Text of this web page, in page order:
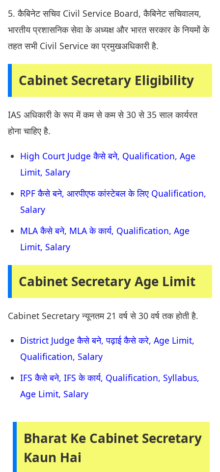
5. कैबिनेट सचिव Civil Service Board, कैबिनेट सचिवालय,
भारतीय प्रशासनिक सेवा के अध्यक्ष और भारत सरकार के नियमों के
तहत सभी Civil Service का प्रमुखअधिकारी है.
Cabinet Secretary Eligibility
IAS अधिकारी के रूप में कम से कम से 30 से 35 साल कार्यरत
होना चाहिए है.
High Court Judge कैसे बने, Qualification, Age
Limit, Salary
RPF कैसे बने, आरपीएफ कांस्टेबल के लिए Qualification,
Salary
MLA कैसे बने, MLA के कार्य, Qualification, Age
Limit, Salary
Cabinet Secretary Age Limit
Cabinet Secretary न्यूनतम 21 वर्ष से 30 वर्ष तक होती है.
District Judge कैसे बने, पढ़ाई कैसे करे, Age Limit,
Qualification, Salary
IFS कैसे बने, IFS के कार्य, Qualification, Syllabus,
Age Limit, Salary
Bharat Ke Cabinet Secretary
Kaun Hai